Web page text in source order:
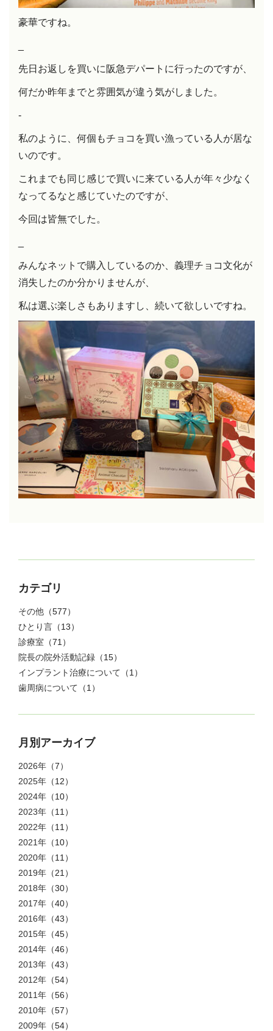
豪華ですね。
先日お返しを買いに阪急デパートに行ったのですが、
何だか昨年までと雰囲気が違う気がしました。
-
私のように、何個もチョコを買い漁っている人が居な
いのです。
これまでも同じ感じで買いに来ている人が年々少なく
なってるなと感じていたのですが、
今回は皆無でした。
みんなネットで購入しているのか、義理チョコ文化が
消失したのか分かりませんが、
私は選ぶ楽しさもありますし、続いて欲しいですね。
カテゴリ
その他 （577）
ひとり言 （13）
診療室 （71）
院長の院外活動記録 （15）
インプラント治療について （1）
歯周病について （1）
月別アーカイブ
2026年 （7）
2025年 （12）
2024年 （10）
2023年 （11）
2022年 （11）
2021年 （10）
2020年 （11）
2019年 （21）
2018年 （30）
2017年 （40）
2016年 （43）
2015年 （45）
2014年 （46）
2013年 （43）
2012年 （54）
2011年 （56）
2010年 （57）
2009年 （54）